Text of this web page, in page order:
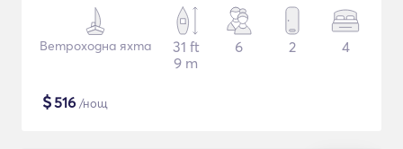
Ветроходна яхта
31 ft
9 m
6 2 4
$516 /нощ